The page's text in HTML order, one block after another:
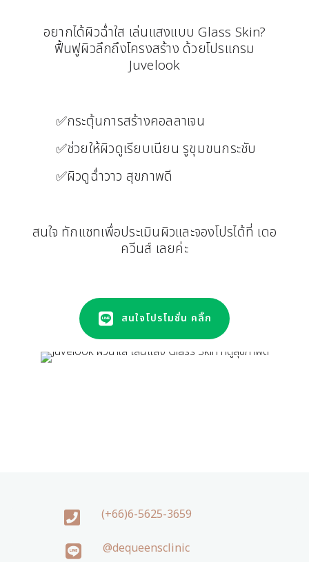
อยากได้ผิวฉ่ำใส เล่นแสงแบบ Glass Skin?
ฟื้นฟูผิวลึกถึงโครงสร้าง ด้วยโปรแกรม
Juvelook
✅กระตุ้นการสร้างคอลลาเจน
✅ช่วยให้ผิวดูเรียบเนียน รูขุมขนกระชับ
✅ผิวดูฉ่ำวาว สุขภาพดี
สนใจ ทักแชทเพื่อประเมินผิวและจองโปรได้ที่ เดอ
ควีนส์ เลยค่ะ
สนใจโปรโมชั่น คลิ๊ก
(+66)6-5625-3659
@dequeensclinic